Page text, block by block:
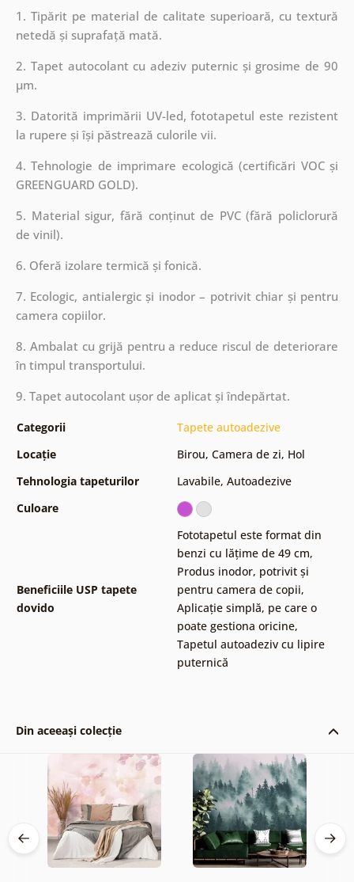
1. Tipărit pe material de calitate superioară, cu textură
netedă și suprafață mată.
2. Tapet autocolant cu adeziv puternic și grosime de 90
µm.
3. Datorită imprimării UV-led, fototapetul este rezistent
la rupere și își păstrează culorile vii.
4. Tehnologie de imprimare ecologică (certificări VOC și
GREENGUARD GOLD).
5. Material sigur, fără conținut de PVC (fără policlorură
de vinil).
6. Oferă izolare termică și fonică.
7. Ecologic, antialergic și inodor – potrivit chiar și pentru
camera copiilor.
8. Ambalat cu grijă pentru a reduce riscul de deteriorare
în timpul transportului.
9. Tapet autocolant ușor de aplicat și îndepărtat.
Categorii
Tapete autoadezive
Locație
Birou, Camera de zi, Hol
Tehnologia tapeturilor
Lavabile, Autoadezive
Culoare
Beneficiile USP tapete
dovido
Fototapetul este format din
benzi cu lățime de 49 cm,
Produs inodor, potrivit și
pentru camera de copii,
Aplicație simplă, pe care o
poate gestiona oricine,
Tapetul autoadeziv cu lipire
puternică
Din aceeași colecție